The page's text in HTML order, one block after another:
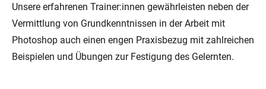
Unsere erfahrenen Trainer:innen gewährleisten neben der
Vermittlung von Grundkenntnissen in der Arbeit mit
Photoshop auch einen engen Praxisbezug mit zahlreichen
Beispielen und Übungen zur Festigung des Gelernten.